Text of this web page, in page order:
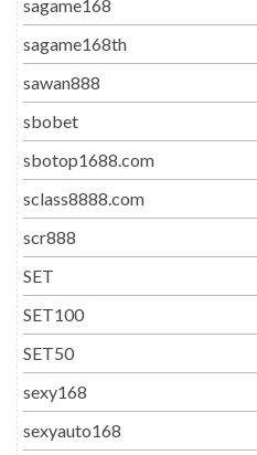
sagame168
sagame168th
sawan888
sbobet
sbotop1688.com
sclass8888.com
scr888
SET
SET100
SET50
sexy168
sexyauto168